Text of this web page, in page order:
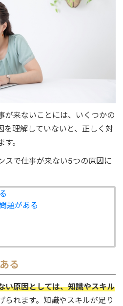
が来ないことには、いくつかの
を理解していないと、正しく対
。
スで仕事が来ない5つの原因に
題がある
る
い原因としては、知識やスキル
られます。知識やスキルが足り